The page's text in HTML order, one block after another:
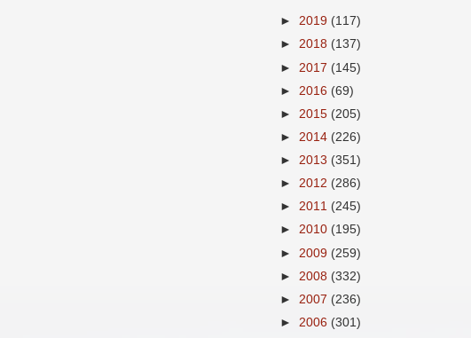
► 2019 (117)
► 2018 (137)
► 2017 (145)
► 2016 (69)
► 2015 (205)
► 2014 (226)
► 2013 (351)
► 2012 (286)
► 2011 (245)
► 2010 (195)
► 2009 (259)
► 2008 (332)
► 2007 (236)
► 2006 (301)